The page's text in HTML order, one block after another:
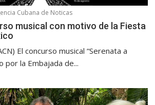
Cubana de Noticas
musical con motivo de la Fiesta
El concurso musical “Serenata a
por la Embajada de...